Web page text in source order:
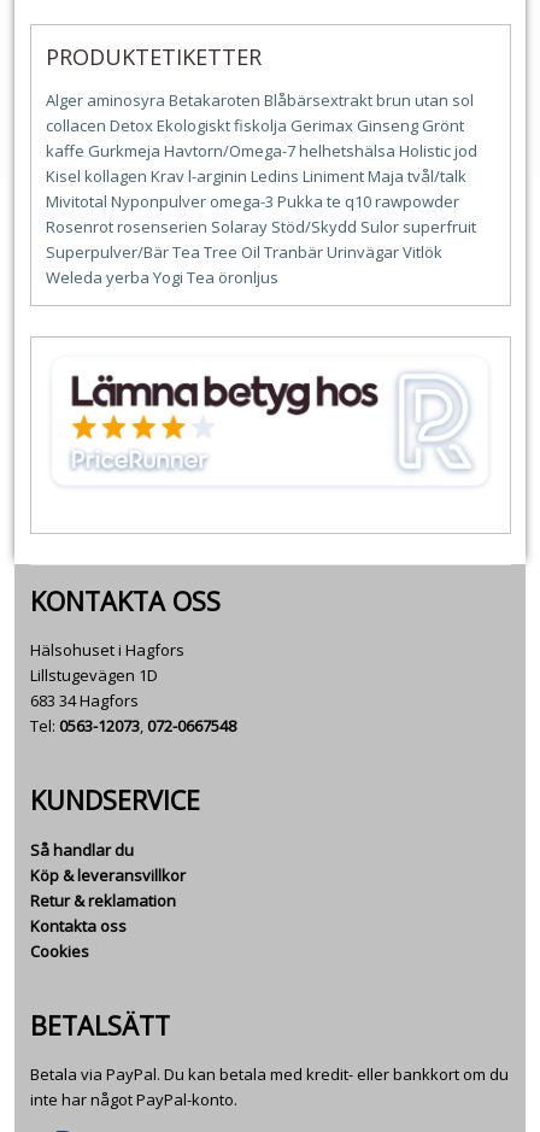
PRODUKTETIKETTER
Alger aminosyra Betakaroten Blåbärsextraktbrun utan sol
collacen DetoxEkologisktfiskolja Gerimax Ginseng Grönt
kaffe Gurkmeja Havtorn/Omega-7helhetshälsa Holisticjod
Kisel kollagen Kravl-arginin Ledins LinimentMaja tvål/talk
Mivitotal Nyponpulver omega-3 Pukka te q10rawpowder
Rosenrotrosenserien Solaray Stöd/Skydd Sulor superfruit
Superpulver/BärTea Tree Oil TranbärUrinvägarVitlök
Weleda yerba Yogi Tea öronljus
KONTAKTA OSS
Hälsohuset i Hagfors
Lillstugevägen 1D
683 34 Hagfors
Tel: 0563-12073,072-0667548
KUNDSERVICE
Så handlar du
Köp & leveransvillkor
Retur & reklamation
Kontakta oss
Cookies
BETALSÄTT
Betala via PayPal. Du kan betala med kredit- eller bankkort om du
inte har något PayPal-konto.